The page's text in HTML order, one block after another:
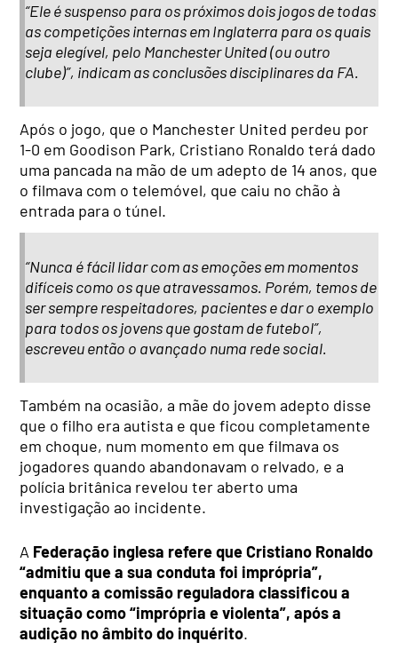
“Ele é suspenso para os próximos dois jogos de todas
as competições internas em Inglaterra para os quais
seja elegível, pelo Manchester United (ou outro
clube)”, indicam as conclusões disciplinares da FA.
Após o jogo, que o Manchester United perdeu por
1-0 em Goodison Park, Cristiano Ronaldo terá dado
uma pancada na mão de um adepto de 14 anos, que
o filmava com o telemóvel, que caiu no chão à
entrada para o túnel.
“Nunca é fácil lidar com as emoções em momentos
difíceis como os que atravessamos. Porém, temos de
ser sempre respeitadores, pacientes e dar o exemplo
para todos os jovens que gostam de futebol”,
escreveu então o avançado numa rede social.
Também na ocasião, a mãe do jovem adepto disse
que o filho era autista e que ficou completamente
em choque, num momento em que filmava os
jogadores quando abandonavam o relvado, e a
polícia britânica revelou ter aberto uma
investigação ao incidente.
A Federação inglesa refere que Cristiano Ronaldo
“admitiu que a sua conduta foi imprópria”,
enquanto a comissão reguladora classificou a
situação como “imprópria e violenta”, após a
audição no âmbito do inquérito.